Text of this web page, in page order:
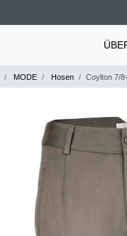
MODE Hosen Coylton 7/